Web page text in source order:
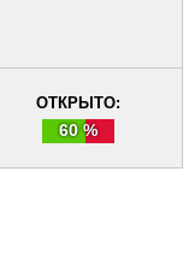
ОТКРЫТО:
60 %